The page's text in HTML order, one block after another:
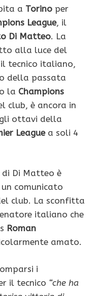
a Torino per
League, il
Di Matteo. La
alla luce del
tecnico italiano,
della passata
la Champions
club, è ancora in
ottavi della
Leaguea soli 4
di Di Matteo è
comunicato
club. La sconfitta
italiano che
Roman
amato.
i
il tecnico “che ha